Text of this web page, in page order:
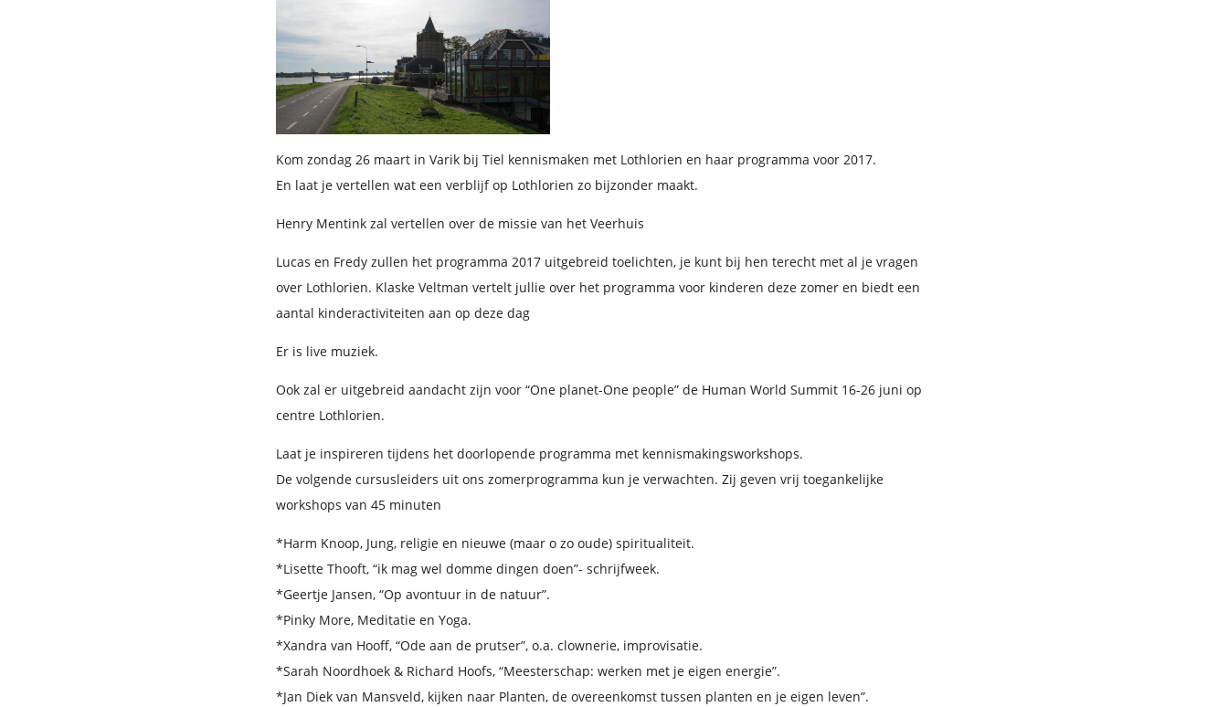
Kom zondag 26 maart in Varik bij Tiel kennismaken met Lothlorien en haar programma voor 2017.
En laat je vertellen wat een verblijf op Lothlorien zo bijzonder maakt.
Henry Mentink zal vertellen over de missie van het Veerhuis
Lucas en Fredy zullen het programma 2017 uitgebreid toelichten, je kunt bij hen terecht met al je vragen
over Lothlorien. Klaske Veltman vertelt jullie over het programma voor kinderen deze zomer en biedt een
aantal kinderactiviteiten aan op deze dag
Er is live muziek.
Ook zal er uitgebreid aandacht zijn voor “One planet-One people” de Human World Summit 16-26 juni op
centre Lothlorien.
Laat je inspireren tijdens het doorlopende programma met kennismakingsworkshops.
De volgende cursusleiders uit ons zomerprogramma kun je verwachten. Zij geven vrij toegankelijke
workshops van 45 minuten
*Harm Knoop, Jung, religie en nieuwe (maar o zo oude) spiritualiteit.
*Lisette Thooft, “ik mag wel domme dingen doen”- schrijfweek.
*Geertje Jansen, “Op avontuur in de natuur”.
*Pinky More, Meditatie en Yoga.
*Xandra van Hooff, “Ode aan de prutser”, o.a. clownerie, improvisatie.
*Sarah Noordhoek & Richard Hoofs, “Meesterschap: werken met je eigen energie”.
*Jan Diek van Mansveld, kijken naar Planten, de overeenkomst tussen planten en je eigen leven”.